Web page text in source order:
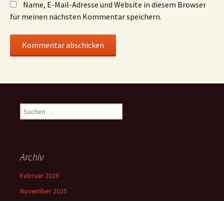
Name, E-Mail-Adresse und Website in diesem Browser
für meinen nächsten Kommentar speichern.
Suchen
nach:
Archiv
Februar 2026
November 2025